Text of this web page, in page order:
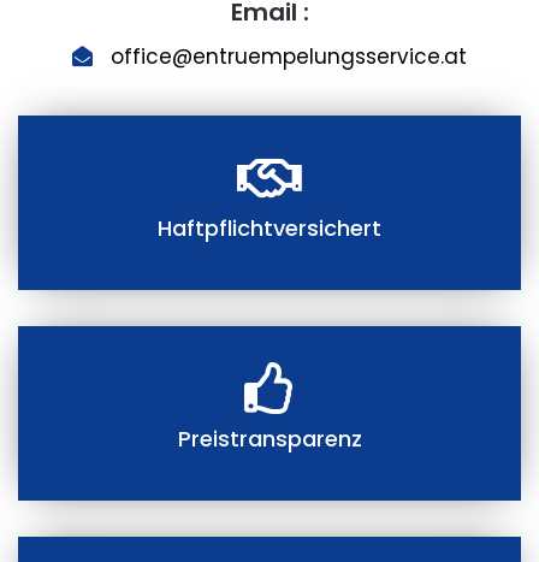
Email :
office@entruempelungsservice.at
Haftpflichtversichert
Preistransparenz